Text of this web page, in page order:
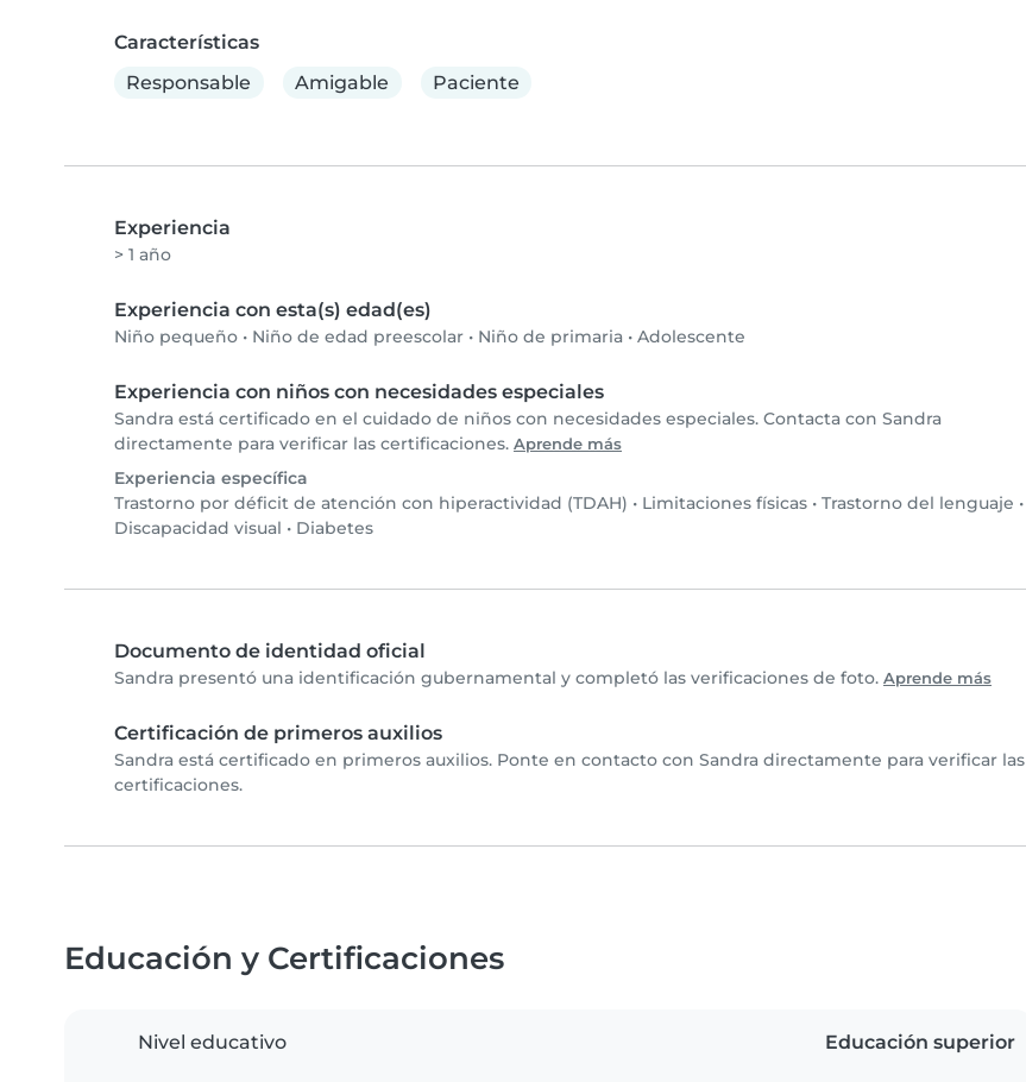
Características
Responsable
Amigable Paciente
Experiencia
> 1 año
Experiencia con esta(s) edad(es)
Niño pequeño • Niño de edad preescolar • Niño de primaria • Adolescente
Experiencia con niños con necesidades especiales
Sandra está certificado en el cuidado de niños con necesidades especiales. Contacta con Sandra
directamente para verificar las certificaciones. Aprende más
Experiencia específica
Trastorno por déficit de atención con hiperactividad (TDAH) • Limitaciones físicas • Trastorno del lenguaje •
Discapacidad visual • Diabetes
Documento de identidad oficial
Sandra presentó una identificación gubernamental y completó las verificaciones de foto. Aprende más
Certificación de primeros auxilios
Sandra está certificado en primeros auxilios. Ponte en contacto con Sandra directamente para verificar las
certificaciones.
Educación y Certificaciones
Nivel educativo Educación superior